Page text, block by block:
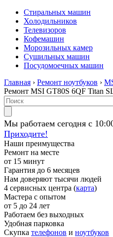
Стиральных машин
Холодильников
Телевизоров
Кофемашин
Морозильных камер
Сушильных машин
Посудомоечных машин
Главная › Ремонт ноутбуков ›
Ремонт MSI GT80S 6QF Titan
Мы работаем сегодня с
Приходите!
Наши преимущества
Ремонт на месте
от 15 минут
Гарантия до 6 месяцев
Нам доверяют тысячи людей
4 сервисных центра (карта)
Мастера с опытом
от 5 до 24 лет
Работаем без выходных
Удобная парковка
Скупка телефонов и ноутбуков